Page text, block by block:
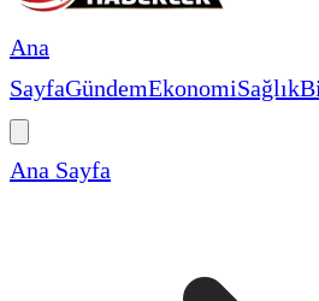
Ana
SayfaGündemEkonomiSağlık
Ana Sayfa